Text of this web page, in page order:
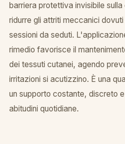
barriera protettiva invisibile
ridurre gli attriti meccanici
sessioni da seduti.
rimedio favorisce il
dei tessuti cutanei, agendo
irritazioni si acutizzino. È una
un supporto costante, discreto
abitudini quotidiane.